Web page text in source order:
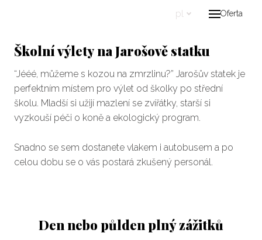
Oferta
pl
Školní výlety na Jarošově statku
“Jééé, můžeme s kozou na zmrzlinu?” Jarošův statek je
perfektním místem pro výlet od školky po střední
školu. Mladší si užijí mazlení se zvířátky, starší si
vyzkouší péči o koně a ekologický program.
Snadno se sem dostanete vlakem i autobusem a po
celou dobu se o vás postará zkušený personál.
Den nebo půlden plný zážitků